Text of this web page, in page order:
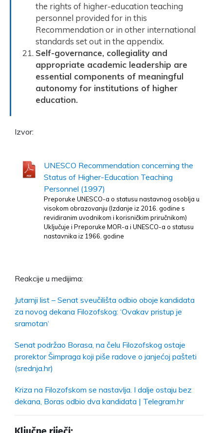
the rights of higher-education teaching
personnel provided for in this
Recommendation or in other international
standards set out in the appendix.
Self-governance, collegiality and
appropriate academic leadership are
essential components of meaningful
autonomy for institutions of higher
education.
Izvor:
UNESCO Recommendation concerning the
Status of Higher-Education Teaching
Personnel (1997)
Preporuke UNESCO-a o statusu nastavnog osoblja u
visokom obrazovanju (Izdanje iz 2016. godine s
revidiranim uvodnikom i korisničkim priručnikom)
Uključuje i Preporuke MOR-a i UNESCO-a o statusu
nastavnika iz 1966. godine
Reakcije u medijima:
Jutarnji list – Senat sveučilišta odbio oboje kandidata
za novog dekana Filozofskog: ‘Ovakav pristup je
sramotan‘
Senat podržao Borasa, na čelu Filozofskog ostaje
prorektor Šimpraga koji piše radove o janjećoj pašteti
(srednja.hr)
Kriza na Filozofskom se nastavlja. I dalje ostaju bez
dekana, Boras odbio dva kandidata | Telegram.hr